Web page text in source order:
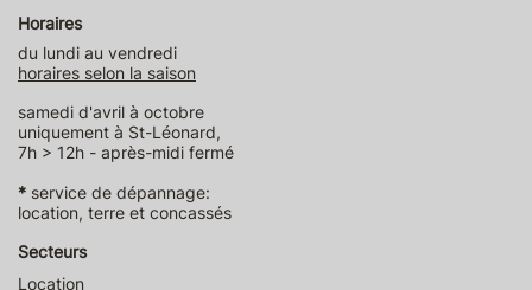
Horaires
du lundi au vendredi
horaires selon la saison
samedi d'avril à octobre
uniquement à St-Léonard,
7h > 12h - après-midi fermé
* service de dépannage:
location, terre et concassés
Secteurs
Location